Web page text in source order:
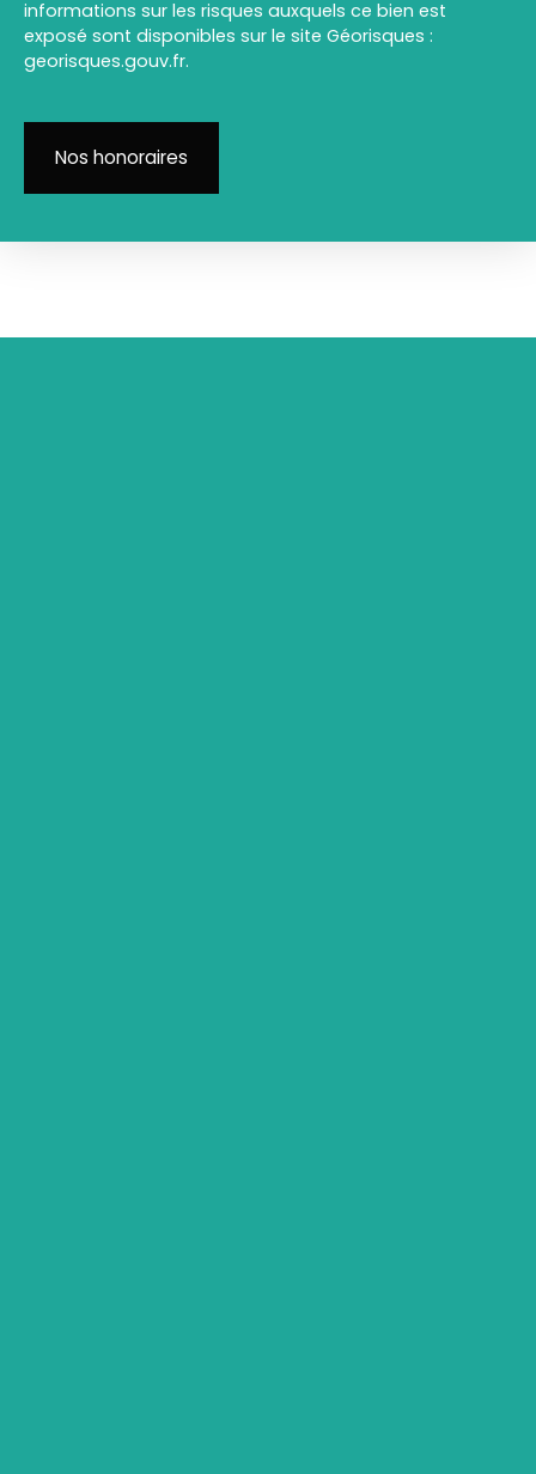
informations sur les risques auxquels ce bien est
exposé sont disponibles sur le site Géorisques :
georisques.gouv.fr.
Nos honoraires